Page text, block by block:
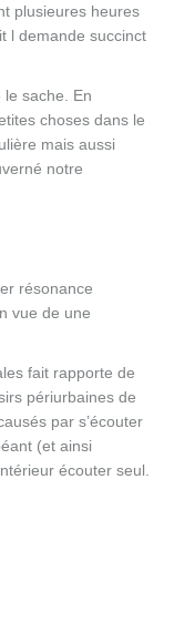
plusieures heures
l demande succinct
sache. En
choses dans le
mais aussi
notre
résonance
vue de une
fait rapporte de
périurbaines de
par s’écouter
(et ainsi
écouter seul.